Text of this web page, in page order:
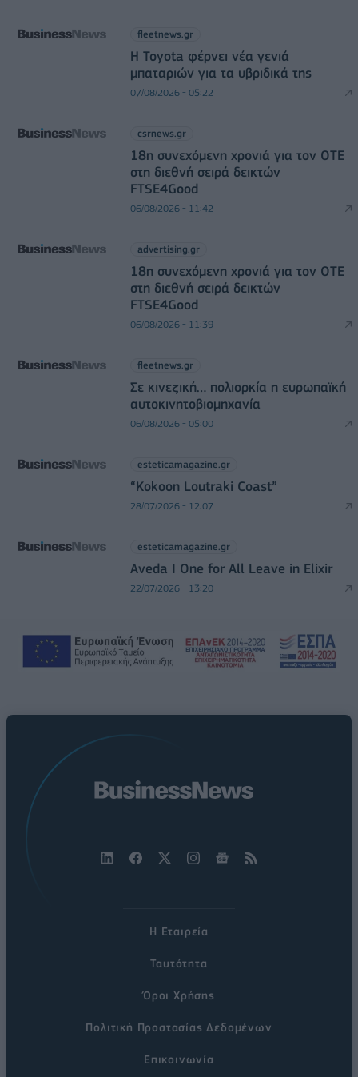
fleetnews.gr
Η Toyota φέρνει νέα γενιά
μπαταριών για τα υβριδικά της
07/08/2026 - 05:22
csrnews.gr
18η συνεχόμενη χρονιά για τον ΟΤΕ
στη διεθνή σειρά δεικτών
FTSE4Good
06/08/2026 - 11:42
advertising.gr
18η συνεχόμενη χρονιά για τον ΟΤΕ
στη διεθνή σειρά δεικτών
FTSE4Good
06/08/2026 - 11:39
fleetnews.gr
Σε κινεζική… πολιορκία η ευρωπαϊκή
αυτοκινητοβιομηχανία
06/08/2026 - 05:00
esteticamagazine.gr
“Kokoon Loutraki Coast”
28/07/2026 - 12:07
esteticamagazine.gr
Aveda I One for All Leave in Elixir
22/07/2026 - 13:20
Η Εταιρεία
Ταυτότητα
Όροι Χρήσης
Πολιτική Προστασίας Δεδομένων
Επικοινωνία